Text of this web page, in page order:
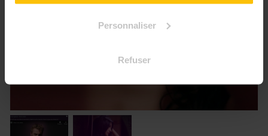
Personnaliser
Refuser